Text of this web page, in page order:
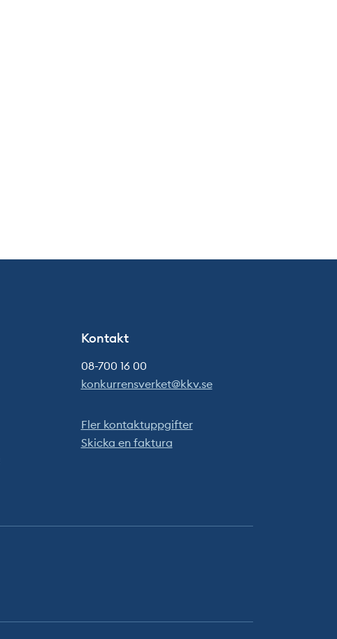
Kontakt
08-700 16 00
konkurrensverket@kkv.se
Fler kontaktuppgifter
Skicka en faktura